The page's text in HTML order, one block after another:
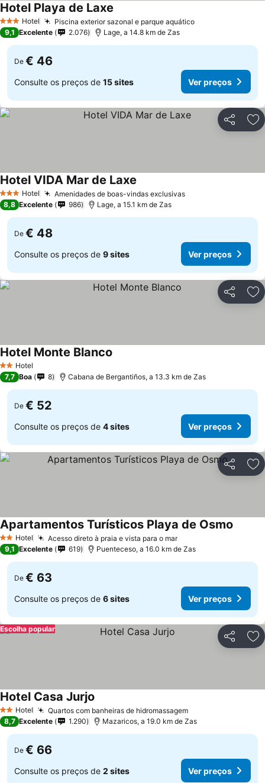
3 EstrelasHotel Piscina exterior sazonal e parque aquático
Hotel Playa de Laxe
9,1 Excelente 2.076 Lage, a 14.8 km de Zas
De € 46
Consulte os preços de 15 sites Ver preços
Partilhar
3 EstrelasHotel Amenidades de boas-vindas exclusivas
Hotel VIDA Mar de Laxe
8,8 Excelente 986 Lage, a 15.1 km de Zas
De € 48
Consulte os preços de 9 sites Ver preços
Partilhar
2 Estrelas
Hotel
Hotel Monte Blanco
7,7 Boa 8 Cabana de Bergantiños, a 13.3 km de Zas
De € 52
Consulte os preços de 4 sites Ver preços
Partilhar
2 Estrelas
Hotel Acesso direto à praia e vista para o mar
Apartamentos Turísticos Playa de Osmo
9,1 Excelente 619 Puenteceso, a 16.0 km de Zas
De € 63
Consulte os preços de 6 sites Ver preços
Partilhar
Escolha popular
2 Estrelas
Hotel Quartos com banheiras de hidromassagem
Hotel Casa Jurjo
8,7 Excelente 1.290 Mazaricos, a 19.0 km de Zas
De € 66
Consulte os preços de 2 sites Ver preços